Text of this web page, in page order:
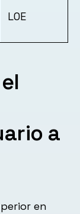
LOE
a
en